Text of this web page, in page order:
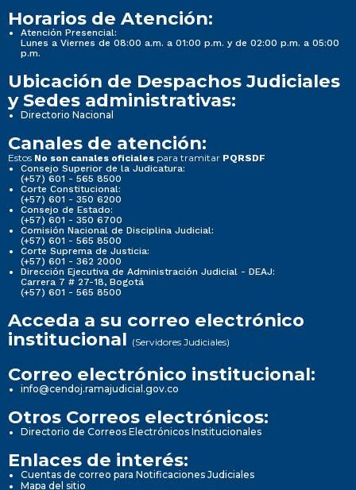
Horarios de Atención:
Atención Presencial:
Lunes a Viernes de 08:00 a.m. a 01:00 p.m. y de 02:00 p.m. a 05:00
p.m.
Ubicación de Despachos Judiciales
y Sedes administrativas:
Directorio Nacional
Canales de atención:
Estos No son canales oficiales para tramitar PQRSDF
Consejo Superior de la Judicatura:
(+57) 601 - 565 8500
Corte Constitucional:
(+57) 601 - 350 6200
Consejo de Estado:
(+57) 601 - 350 6700
Comisión Nacional de Disciplina Judicial:
(+57) 601 - 565 8500
Corte Suprema de Justicia:
(+57) 601 - 362 2000
Dirección Ejecutiva de Administración Judicial - DEAJ:
Carrera 7 # 27-18, Bogotá
(+57) 601 - 565 8500
Acceda a su correo electrónico
institucional (Servidores Judiciales)
Correo electrónico institucional:
info@cendoj.ramajudicial.gov.co
Otros Correos electrónicos:
Directorio de Correos Electrónicos Institucionales
Enlaces de interés:
Cuentas de correo para Notificaciones Judiciales
Mapa del sitio